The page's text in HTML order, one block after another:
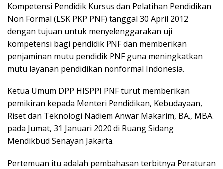
Kompetensi Pendidik Kursus dan Pelatihan Pendidikan
Non Formal (LSK PKP PNF) tanggal 30 April 2012
dengan tujuan untuk menyelenggarakan uji
kompetensi bagi pendidik PNF dan memberikan
penjaminan mutu pendidik PNF guna meningkatkan
mutu layanan pendidikan nonformal Indonesia.
Ketua Umum DPP HISPPI PNF turut memberikan
pemikiran kepada Menteri Pendidikan, Kebudayaan,
Riset dan Teknologi Nadiem Anwar Makarim, BA., MBA.
pada Jumat, 31 Januari 2020 di Ruang Sidang
Mendikbud Senayan Jakarta.
Pertemuan itu adalah pembahasan terbitnya Peraturan